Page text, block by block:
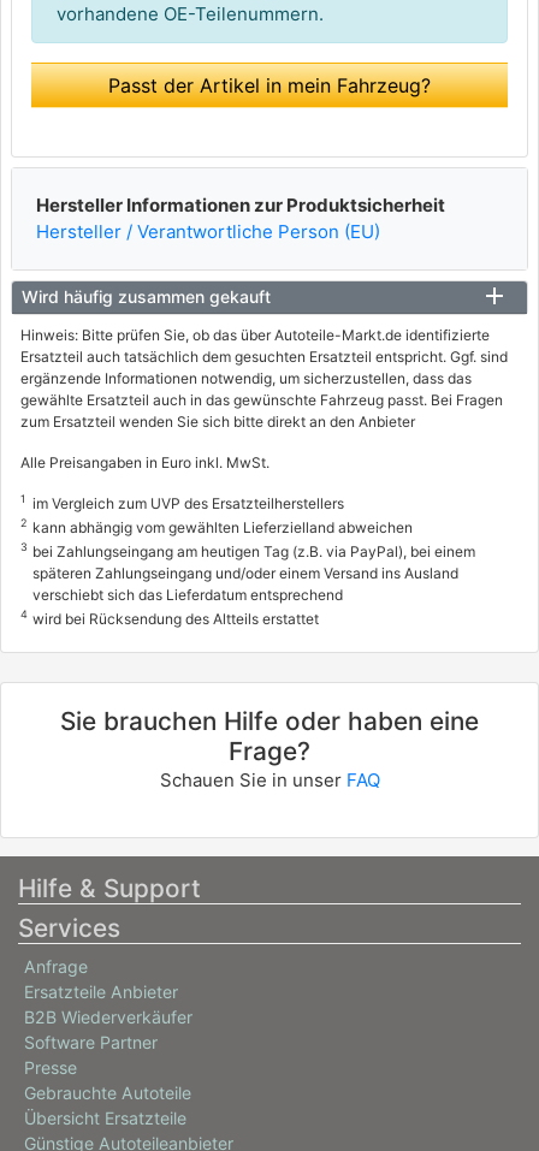
vorhandene OE-Teilenummern.
Passt der Artikel in mein Fahrzeug?
Hersteller Informationen zur Produktsicherheit
Hersteller / Verantwortliche Person (EU)
Wird häufig zusammen gekauft
Hinweis: Bitte prüfen Sie, ob das über Autoteile-Markt.de identifizierte
Ersatzteil auch tatsächlich dem gesuchten Ersatzteil entspricht. Ggf. sind
ergänzende Informationen notwendig, um sicherzustellen, dass das
gewählte Ersatzteil auch in das gewünschte Fahrzeug passt. Bei Fragen
zum Ersatzteil wenden Sie sich bitte direkt an den Anbieter
Alle Preisangaben in Euro inkl. MwSt.
1 im Vergleich zum UVP des Ersatzteilherstellers
2 kann abhängig vom gewählten Lieferzielland abweichen
3 bei Zahlungseingang am heutigen Tag (z.B. via PayPal), bei einem
späteren Zahlungseingang und/oder einem Versand ins Ausland
verschiebt sich das Lieferdatum entsprechend
4 wird bei Rücksendung des Altteils erstattet
Sie brauchen Hilfe oder haben eine
Frage?
Schauen Sie in unser FAQ
Hilfe & Support
Services
Anfrage
Ersatzteile Anbieter
B2B Wiederverkäufer
Software Partner
Presse
Gebrauchte Autoteile
Übersicht Ersatzteile
Günstige Autoteileanbieter